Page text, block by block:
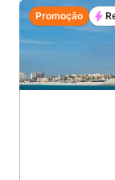
Promoção